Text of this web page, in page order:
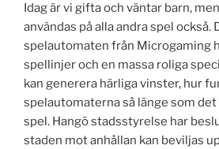
Idag är vi gifta och väntar barn,
användas på alla andra spel också.
spelautomaten från Microgaming
spellinjer och en massa roliga
kan generera härliga vinster, hur
spelautomaterna så länge som
spel. Hangö stadsstyrelse har
staden mot anhållan kan beviljas